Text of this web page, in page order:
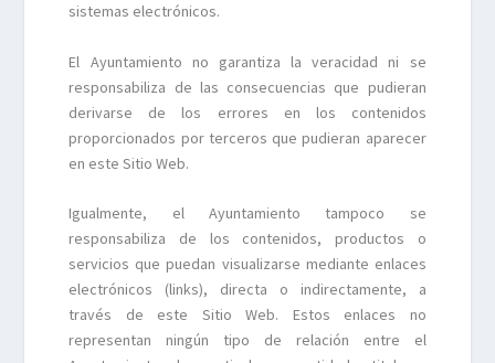
sistemas electrónicos.
El Ayuntamiento no garantiza la veracidad ni se
responsabiliza de las consecuencias que pudieran
derivarse de los errores en los contenidos
proporcionados por terceros que pudieran aparecer
en este Sitio Web.
Igualmente, el Ayuntamiento tampoco se
responsabiliza de los contenidos, productos o
servicios que puedan visualizarse mediante enlaces
electrónicos (links), directa o indirectamente, a
través de este Sitio Web. Estos enlaces no
representan ningún tipo de relación entre el